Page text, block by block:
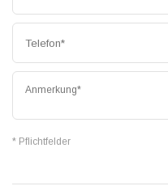
* Pflichtfelder